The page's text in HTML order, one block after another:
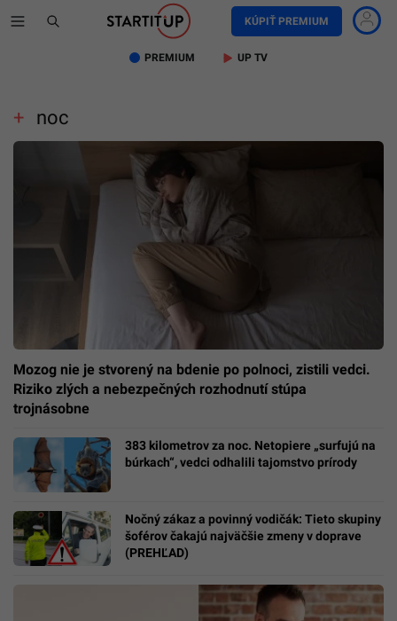
KÚPIŤ PREMIUM
PREMIUM UP TV
noc
Mozog nie je stvorený na bdenie po polnoci, zistili vedci.
Riziko zlých a nebezpečných rozhodnutí stúpa
trojnásobne
383 kilometrov za noc. Netopiere „surfujú na
búrkach“, vedci odhalili tajomstvo prírody
Nočný zákaz a povinný vodičák: Tieto skupiny
šoférov čakajú najväčšie zmeny v doprave
(PREHĽAD)